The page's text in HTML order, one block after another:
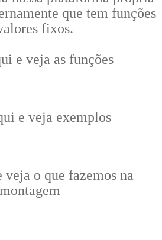
que tem funções
fixos.
e veja as funções
e veja exemplos
veja o que fazemos na
montagem